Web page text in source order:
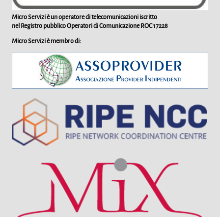
Micro Servizi è un operatore di telecomunicazioni iscritto
nel Registro pubblico Operatori di ComunicazioneROC 17228
Micro Servizi è membro di: